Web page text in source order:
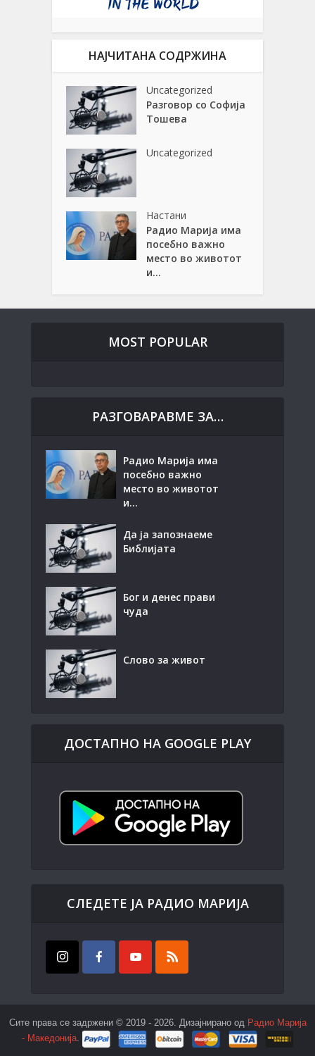
НАЈЧИТАНА СОДРЖИНА
Uncategorized
Разговор со Софија
Тошева
Uncategorized
Настани
Радио Марија има
посебно важно
место во животот
и...
MOST POPULAR
РАЗГОВАРАВМЕ ЗА…
Радио Марија има
посебно важно
место во животот
и...
Да ја запознаеме
Библијата
Бог и денес прави
чуда
Слово за живот
ДОСТАПНО НА GOOGLE PLAY
СЛЕДЕТЕ ЈА РАДИО МАРИЈА
Сите права се задржени © 2019 - 2026. Дизајнирано од Радио Марија
- Македонија.